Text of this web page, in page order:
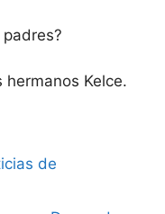
hermanos Kelce.
de